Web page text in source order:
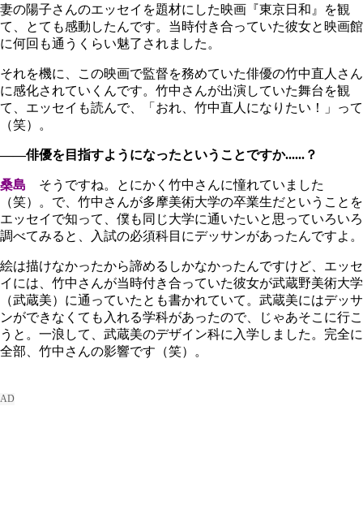
妻の陽子さんのエッセイを題材にした映画『東京日和』を観
て、とても感動したんです。当時付き合っていた彼女と映画館
に何回も通うくらい魅了されました。
それを機に、この映画で監督を務めていた俳優の竹中直人さん
に感化されていくんです。竹中さんが出演していた舞台を観
て、エッセイも読んで、「おれ、竹中直人になりたい！」って
（笑）。
――俳優を目指すようになったということですか......？
桑島 そうですね。とにかく竹中さんに憧れていました
（笑）。で、竹中さんが多摩美術大学の卒業生だということを
エッセイで知って、僕も同じ大学に通いたいと思っていろいろ
調べてみると、入試の必須科目にデッサンがあったんですよ。
絵は描けなかったから諦めるしかなかったんですけど、エッセ
イには、竹中さんが当時付き合っていた彼女が武蔵野美術大学
（武蔵美）に通っていたとも書かれていて。武蔵美にはデッサ
ンができなくても入れる学科があったので、じゃあそこに行こ
うと。一浪して、武蔵美のデザイン科に入学しました。完全に
全部、竹中さんの影響です（笑）。